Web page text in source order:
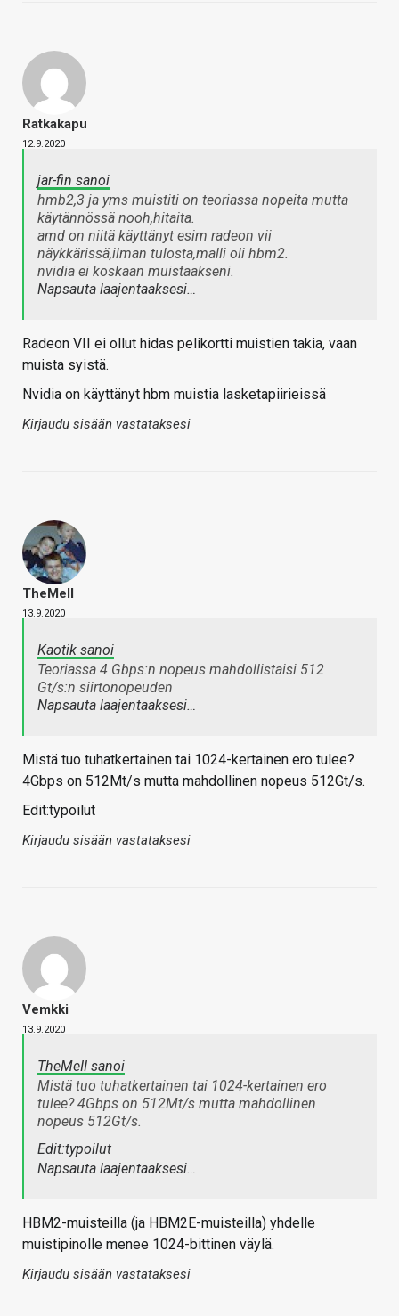
Ratkakapu
12.9.2020
jar-fin sanoi
hmb2,3 ja yms muistiti on teoriassa nopeita mutta
käytännössä nooh,hitaita.
amd on niitä käyttänyt esim radeon vii
näykkärissä,ilman tulosta,malli oli hbm2.
nvidia ei koskaan muistaakseni.
Napsauta laajentaaksesi…
Radeon VII ei ollut hidas pelikortti muistien takia, vaan
muista syistä.
Nvidia on käyttänyt hbm muistia lasketapiirieissä
Kirjaudu sisään vastataksesi
TheMeII
13.9.2020
Kaotik sanoi
Teoriassa 4 Gbps:n nopeus mahdollistaisi 512
Gt/s:n siirtonopeuden
Napsauta laajentaaksesi…
Mistä tuo tuhatkertainen tai 1024-kertainen ero tulee?
4Gbps on 512Mt/s mutta mahdollinen nopeus 512Gt/s.
Edit:typoilut
Kirjaudu sisään vastataksesi
Vemkki
13.9.2020
TheMeII sanoi
Mistä tuo tuhatkertainen tai 1024-kertainen ero
tulee? 4Gbps on 512Mt/s mutta mahdollinen
nopeus 512Gt/s.
Edit:typoilut
Napsauta laajentaaksesi…
HBM2-muisteilla (ja HBM2E-muisteilla) yhdelle
muistipinolle menee 1024-bittinen väylä.
Kirjaudu sisään vastataksesi